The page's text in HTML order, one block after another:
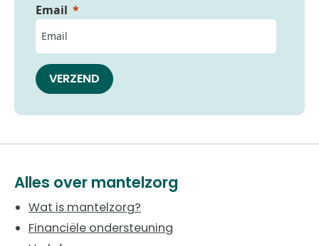
Email
VERZEND
Alles over mantelzorg
Wat is mantelzorg?
Financiële ondersteuning